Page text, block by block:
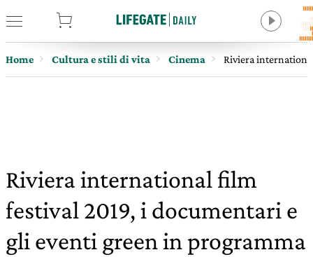
Home Cultura e stili di vita Cinema Riviera
Riviera international film
festival 2019, i documentari e
gli eventi green in programma